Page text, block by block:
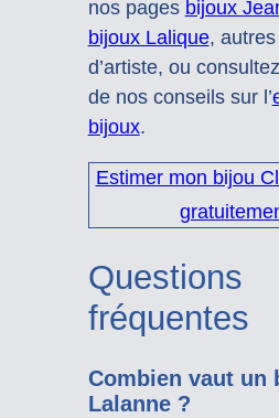
nos pages bijoux
bijoux Lalique,
d’artiste, ou
de nos conseils sur l’
bijoux.
Estimer mon bijou
Questions
fréquentes
Combien vaut un
Lalanne ?